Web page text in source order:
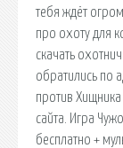
тебя ждёт
про охоту для
скачать
обратились по
против Хищника
сайта. Игра
бесплатно +